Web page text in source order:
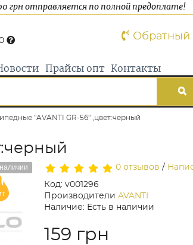
грн отправляется по полной предоплате!
Обратный
Прайсы опт Контакты
"AVANTI GR-56" ,цвет:черный
0 отзывов /
Код: v001296
Производители AVANTI
Наличие: Есть в наличии
159 грн